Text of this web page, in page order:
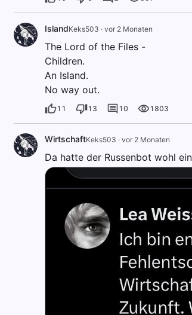
IslandKeks503 · vor 2 Monaten
The Lord of the Files -
Children.
An Island.
No way out.
11 13 10 1803
WirtschaftKeks503 · vor 2 Monaten
Da hatte der Russenbot wohl